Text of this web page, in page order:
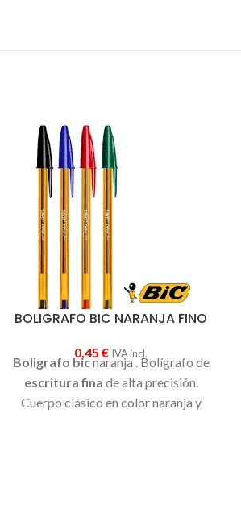
BOLIGRAFO BIC NARANJA FINO
0,45€ IVA incl.
Boligrafo bicnaranja . Bolígrafo de
escritura fina de alta precisión.
Cuerpo clásico en color naranja y